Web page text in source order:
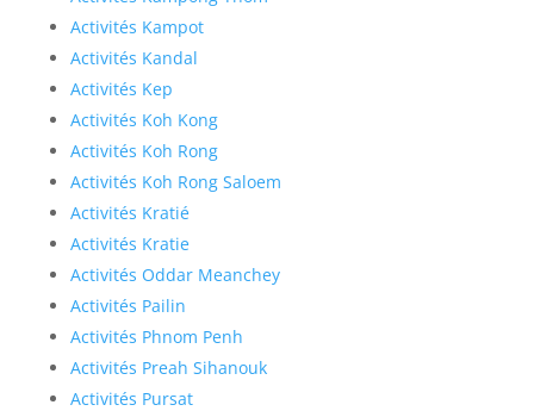
Activités Kampot
Activités Kandal
Activités Kep
Activités Koh Kong
Activités Koh Rong
Activités Koh Rong Saloem
Activités Kratié
Activités Kratie
Activités Oddar Meanchey
Activités Pailin
Activités Phnom Penh
Activités Preah Sihanouk
Activités Pursat